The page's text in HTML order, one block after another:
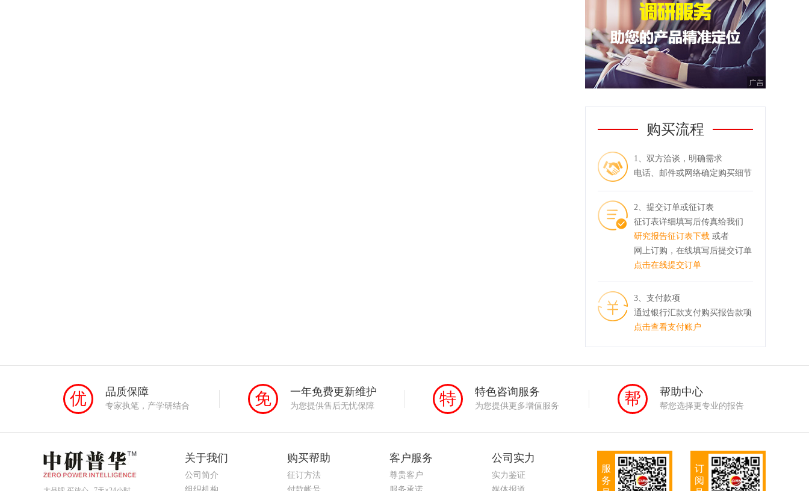
购买流程
1、双方洽谈，明确需求
电话、邮件或网络确定购买细节
2、提交订单或征订表
征订表详细填写后传真给我们
研究报告征订表下载 或者
网上订购，在线填写后提交订单
点击在线提交订单
3、支付款项
通过银行汇款支付购买报告款项
点击查看支付账户
优 品质保障
专家执笔，产学研结合 免 一年免费更新维护
为您提供售后无忧保障 特 特色咨询服务
为您提供更多增值服务 帮 帮助中心
帮您选择更专业的报告
关于我们
公司简介
购买帮助
征订方法
客户服务
尊贵客户
公司实力
实力鉴证
服
务
订
阅